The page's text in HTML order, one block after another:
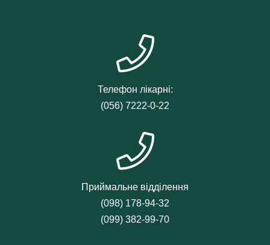
Телефон лікарні:
(056) 7222-0-22
Приймальне відділення
(098) 178-94-32
(099) 382-99-70